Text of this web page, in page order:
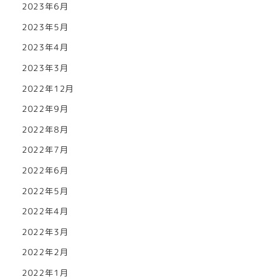
2023年6月
2023年5月
2023年4月
2023年3月
2022年12月
2022年9月
2022年8月
2022年7月
2022年6月
2022年5月
2022年4月
2022年3月
2022年2月
2022年1月